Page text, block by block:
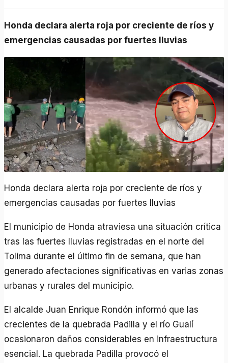
Honda declara alerta roja por creciente de ríos y
emergencias causadas por fuertes lluvias
Honda declara alerta roja por creciente de ríos y
emergencias causadas por fuertes lluvias
El municipio de Honda atraviesa una situación crítica
tras las fuertes lluvias registradas en el norte del
Tolima durante el último fin de semana, que han
generado afectaciones significativas en varias zonas
urbanas y rurales del municipio.
El alcalde Juan Enrique Rondón informó que las
crecientes de la quebrada Padilla y el río Gualí
ocasionaron daños considerables en infraestructura
esencial. La quebrada Padilla provocó el